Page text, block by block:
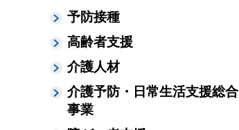
予防接種
高齢者支援
介護人材
介護予防・日常生活支援総合
事業